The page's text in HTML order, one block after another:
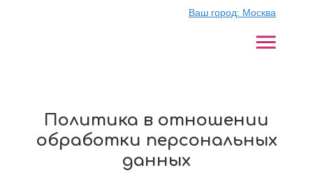
Ваш город: Москва
Политика в отношении
обработки персональных
данных